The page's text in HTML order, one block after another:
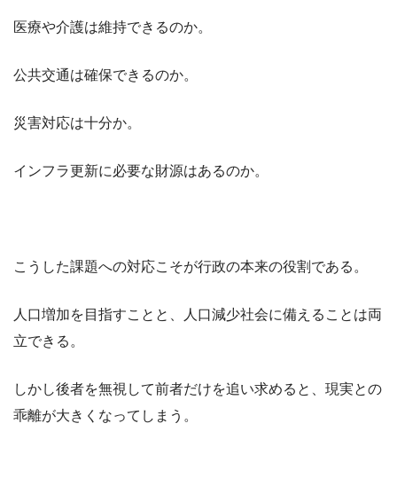
医療や介護は維持できるのか。
公共交通は確保できるのか。
災害対応は十分か。
インフラ更新に必要な財源はあるのか。
こうした課題への対応こそが行政の本来の役割である。
人口増加を目指すことと、人口減少社会に備えることは両
立できる。
しかし後者を無視して前者だけを追い求めると、現実との
乖離が大きくなってしまう。